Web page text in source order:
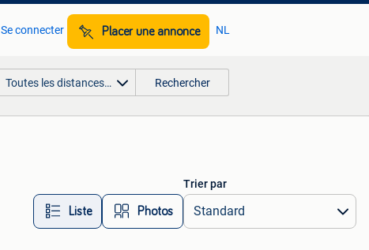
Se connecter Placer une annonce NL
Toutes les distances… Rechercher
Liste Photos
Trier par